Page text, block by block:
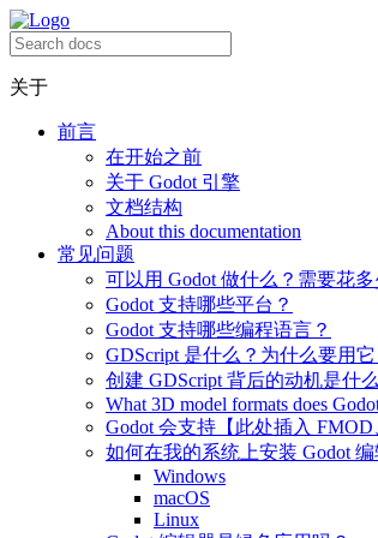
关于
前言
在开始之前
关于 Godot 引擎
文档结构
About this documentation
常见问题
可以用 Godot 做什么？需要花
Godot 支持哪些平台？
Godot 支持哪些编程语言？
GDScript 是什么？为什么要用它
创建 GDScript 背后的动机是什
What 3D model formats does
Godot 会支持【此处插入 FMOD
如何在我的系统上安装 Godot
Windows
macOS
Linux